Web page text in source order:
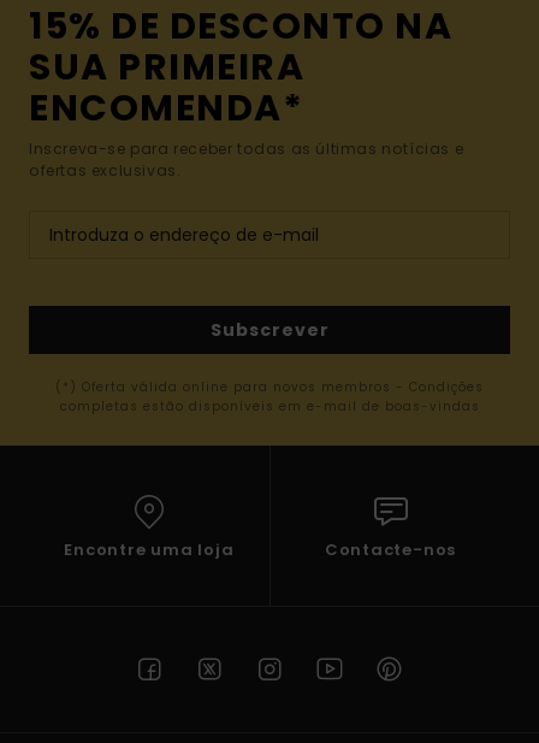
15% DE DESCONTO NA
SUA PRIMEIRA
ENCOMENDA*
Inscreva-se para receber todas as últimas notícias e
ofertas exclusivas.
Subscrever
(*) Oferta válida online para novos membros - Condições
completas estão disponíveis em e-mail de boas-vindas
Encontre uma loja Contacte-nos